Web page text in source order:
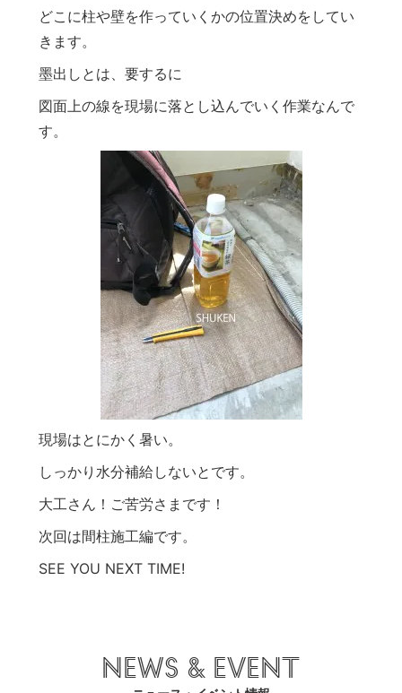
どこに柱や壁を作っていくかの位置決めをしてい
きます。
墨出しとは、要するに
図面上の線を現場に落とし込んでいく作業なんで
す。
現場はとにかく暑い。
しっかり水分補給しないとです。
大工さん！ご苦労さまです！
次回は間柱施工編です。
SEE YOU NEXT TIME!
NEWS & EVENT